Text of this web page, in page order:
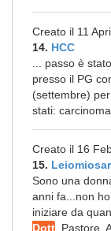
Creato il 11
14. HCC
... passo è
presso il PG
(settembre)
stati:
Creato il 16
15.
Sono una
anni fa...non
iniziare da
Dott . Pastore.